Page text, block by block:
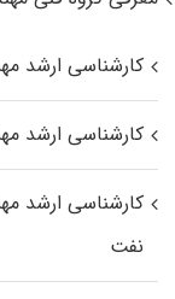
کارشناسی ارشد
کارشناسی ارشد
کارشناسی ارشد
نفت